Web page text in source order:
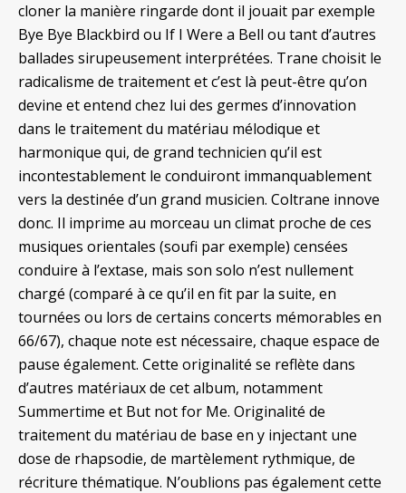
cloner la manière ringarde dont il jouait par exemple
Bye Bye Blackbird ou If I Were a Bell ou tant d’autres
ballades sirupeusement interprétées. Trane choisit le
radicalisme de traitement et c’est là peut-être qu’on
devine et entend chez lui des germes d’innovation
dans le traitement du matériau mélodique et
harmonique qui, de grand technicien qu’il est
incontestablement le conduiront immanquablement
vers la destinée d’un grand musicien. Coltrane innove
donc. Il imprime au morceau un climat proche de ces
musiques orientales (soufi par exemple) censées
conduire à l’extase, mais son solo n’est nullement
chargé (comparé à ce qu’il en fit par la suite, en
tournées ou lors de certains concerts mémorables en
66/67), chaque note est nécessaire, chaque espace de
pause également. Cette originalité se reflète dans
d’autres matériaux de cet album, notamment
Summertime et But not for Me. Originalité de
traitement du matériau de base en y injectant une
dose de rhapsodie, de martèlement rythmique, de
récriture thématique. N’oublions pas également cette